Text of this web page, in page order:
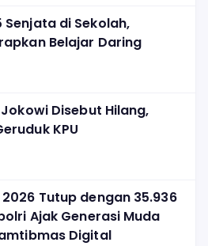
Senjata di Sekolah,
Belajar Daring
Disebut Hilang,
KPU
Tutup dengan 35.936
Ajak Generasi Muda
Digital